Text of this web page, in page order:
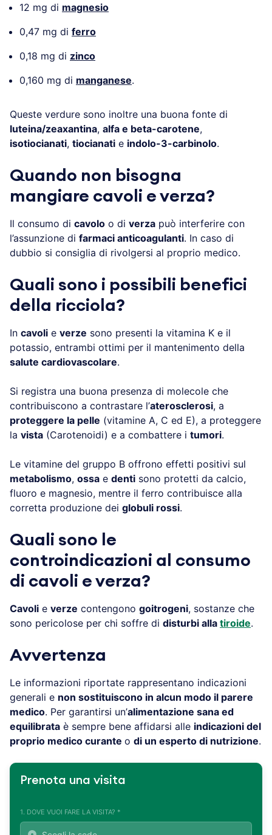
12 mg di magnesio
0,47 mg di ferro
0,18 mg di zinco
0,160 mg di manganese.
Queste verdure sono inoltre una buona fonte di
luteina/zeaxantina, alfa e beta-carotene,
isotiocianati, tiocianati e indolo-3-carbinolo.
Quando non bisogna
mangiare cavoli e verza?
Il consumo di cavolo o di verza può interferire con
l’assunzione di farmaci anticoagulanti. In caso di
dubbio si consiglia di rivolgersi al proprio medico.
Quali sono i possibili benefici
della ricciola?
In cavoli e verze sono presenti la vitamina K e il
potassio, entrambi ottimi per il mantenimento della
salute cardiovascolare.
Si registra una buona presenza di molecole che
contribuiscono a contrastare l’aterosclerosi, a
proteggere la pelle (vitamine A, C ed E), a proteggere
la vista (Carotenoidi) e a combattere i tumori.
Le vitamine del gruppo B offrono effetti positivi sul
metabolismo, ossa e denti sono protetti da calcio,
fluoro e magnesio, mentre il ferro contribuisce alla
corretta produzione dei globuli rossi.
Quali sono le
controindicazioni al consumo
di cavoli e verza?
Cavoli e verze contengono goitrogeni, sostanze che
sono pericolose per chi soffre di disturbi alla tiroide.
Avvertenza
Le informazioni riportate rappresentano indicazioni
generali e non sostituiscono in alcun modo il parere
medico. Per garantirsi un’alimentazione sana ed
equilibrata è sempre bene affidarsi alle indicazioni del
proprio medico curante o di un esperto di nutrizione.
Prenota una visita
1. DOVE VUOI FARE LA VISITA? *